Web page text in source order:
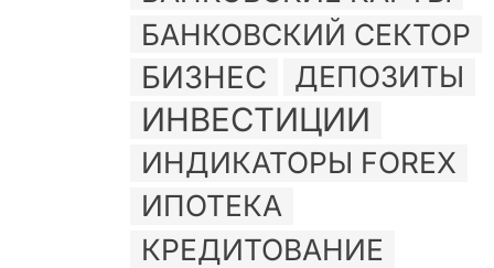
БАНКОВСКИЙ СЕКТОР
БИЗНЕС ДЕПОЗИТЫ
ИНВЕСТИЦИИ
ИНДИКАТОРЫ FOREX
ИПОТЕКА
КРЕДИТОВАНИЕ